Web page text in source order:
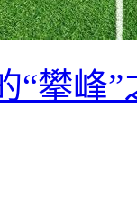
“攀峰